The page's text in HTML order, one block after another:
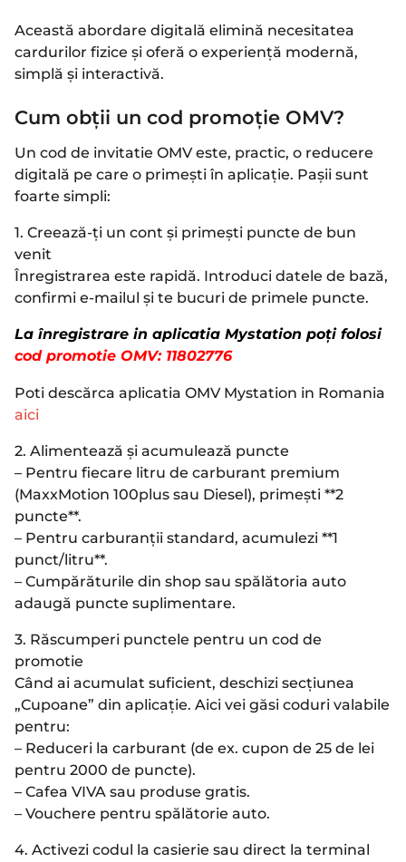
Această abordare digitală elimină necesitatea
cardurilor fizice și oferă o experiență modernă,
simplă și interactivă.
Cum obții un cod promoție OMV?
Un cod de invitatie OMV este, practic, o reducere
digitală pe care o primești în aplicație. Pașii sunt
foarte simpli:
1. Creează-ți un cont și primești puncte de bun
venit
Înregistrarea este rapidă. Introduci datele de bază,
confirmi e-mailul și te bucuri de primele puncte.
La înregistrare in aplicatia Mystation poți folosi
cod promotie OMV: 11802776
Poti descărca aplicatia OMV Mystation in Romania
aici
2. Alimentează și acumulează puncte
– Pentru fiecare litru de carburant premium
(MaxxMotion 100plus sau Diesel), primești **2
puncte**.
– Pentru carburanții standard, acumulezi **1
punct/litru**.
– Cumpărăturile din shop sau spălătoria auto
adaugă puncte suplimentare.
3. Răscumperi punctele pentru un cod de
promotie
Când ai acumulat suficient, deschizi secțiunea
„Cupoane” din aplicație. Aici vei găsi coduri valabile
pentru:
– Reduceri la carburant (de ex. cupon de 25 de lei
pentru 2000 de puncte).
– Cafea VIVA sau produse gratis.
– Vouchere pentru spălătorie auto.
4. Activezi codul la casierie sau direct la terminal